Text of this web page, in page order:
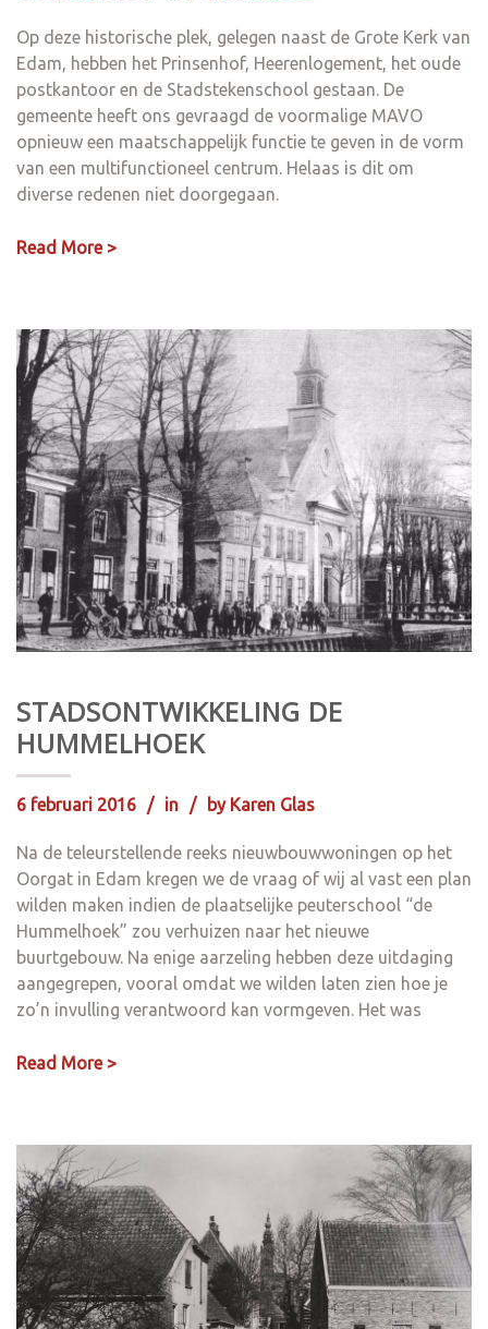
Op deze historische plek, gelegen naast de Grote Kerk van
Edam, hebben het Prinsenhof, Heerenlogement, het oude
postkantoor en de Stadstekenschool gestaan. De
gemeente heeft ons gevraagd de voormalige MAVO
opnieuw een maatschappelijk functie te geven in de vorm
van een multifunctioneel centrum. Helaas is dit om
diverse redenen niet doorgegaan.
Read More >
STADSONTWIKKELING DE
HUMMELHOEK
6 februari 2016 in by Karen Glas
Na de teleurstellende reeks nieuwbouwwoningen op het
Oorgat in Edam kregen we de vraag of wij al vast een plan
wilden maken indien de plaatselijke peuterschool “de
Hummelhoek” zou verhuizen naar het nieuwe
buurtgebouw. Na enige aarzeling hebben deze uitdaging
aangegrepen, vooral omdat we wilden laten zien hoe je
zo’n invulling verantwoord kan vormgeven. Het was
Read More >